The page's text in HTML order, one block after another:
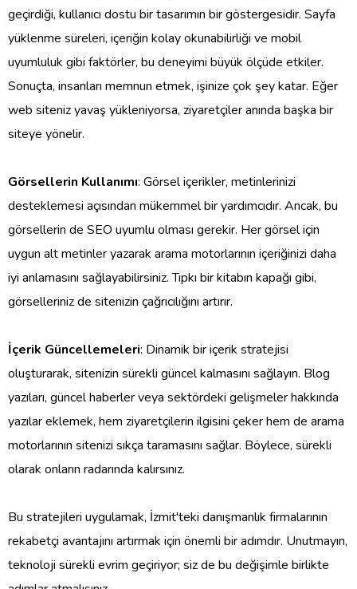
geçirdiği, kullanıcı dostu bir tasarımın bir göstergesidir. Sayfa
yüklenme süreleri, içeriğin kolay okunabilirliği ve mobil
uyumluluk gibi faktörler, bu deneyimi büyük ölçüde etkiler.
Sonuçta, insanları memnun etmek, işinize çok şey katar. Eğer
web siteniz yavaş yükleniyorsa, ziyaretçiler anında başka bir
siteye yönelir.
Görsellerin Kullanımı: Görsel içerikler, metinlerinizi
desteklemesi açısından mükemmel bir yardımcıdır. Ancak, bu
görsellerin de SEO uyumlu olması gerekir. Her görsel için
uygun alt metinler yazarak arama motorlarının içeriğinizi daha
iyi anlamasını sağlayabilirsiniz. Tıpkı bir kitabın kapağı gibi,
görselleriniz de sitenizin çağrıcılığını artırır.
İçerik Güncellemeleri: Dinamik bir içerik stratejisi
oluşturarak, sitenizin sürekli güncel kalmasını sağlayın. Blog
yazıları, güncel haberler veya sektördeki gelişmeler hakkında
yazılar eklemek, hem ziyaretçilerin ilgisini çeker hem de arama
motorlarının sitenizi sıkça taramasını sağlar. Böylece, sürekli
olarak onların radarında kalırsınız.
Bu stratejileri uygulamak, İzmit'teki danışmanlık firmalarının
rekabetçi avantajını artırmak için önemli bir adımdır. Unutmayın,
teknoloji sürekli evrim geçiriyor; siz de bu değişimle birlikte